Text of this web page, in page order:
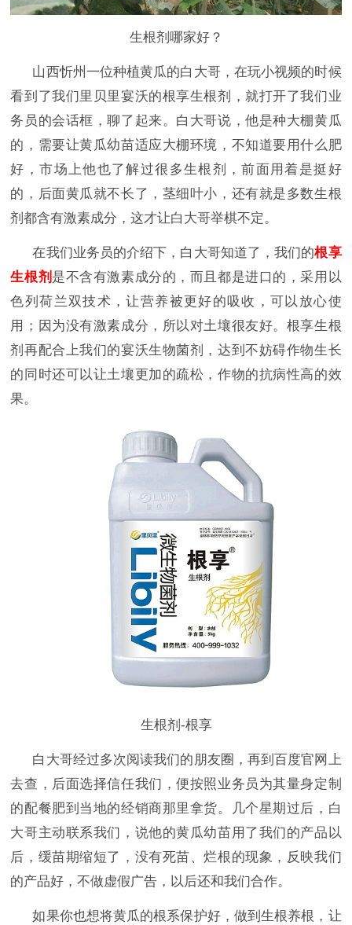
生根剂哪家好？
山西忻州一位种植黄瓜的白大哥，在玩小视频的时候
看到了我们里贝里宴沃的根享生根剂，就打开了我们业
务员的会话框，聊了起来。白大哥说，他是种大棚黄瓜
的，需要让黄瓜幼苗适应大棚环境，不知道要用什么肥
好，市场上他也了解过很多生根剂，前面用着是挺好
的，后面黄瓜就不长了，茎细叶小，还有就是多数生根
剂都含有激素成分，这才让白大哥举棋不定。
在我们业务员的介绍下，白大哥知道了，我们的根享
生根剂 是不含有激素成分的，而且都是进口的，采用以
色列荷兰双技术，让营养被更好的吸收，可以放心使
用；因为没有激素成分，所以对土壤很友好。根享生根
剂再配合上我们的宴沃生物菌剂，达到不妨碍作物生长
的同时还可以让土壤更加的疏松，作物的抗病性高的效
果。
生根剂-根享
白大哥经过多次阅读我们的朋友圈，再到百度官网上
去查，后面选择信任我们，便按照业务员为其量身定制
的配餐肥到当地的经销商那里拿货。几个星期过后，白
大哥主动联系我们，说他的黄瓜幼苗用了我们的产品以
后，缓苗期缩短了，没有死苗、烂根的现象，反映我们
的产品好，不做虚假广告，以后还和我们合作。
如果你也想将黄瓜的根系保护好，做到生根养根，让